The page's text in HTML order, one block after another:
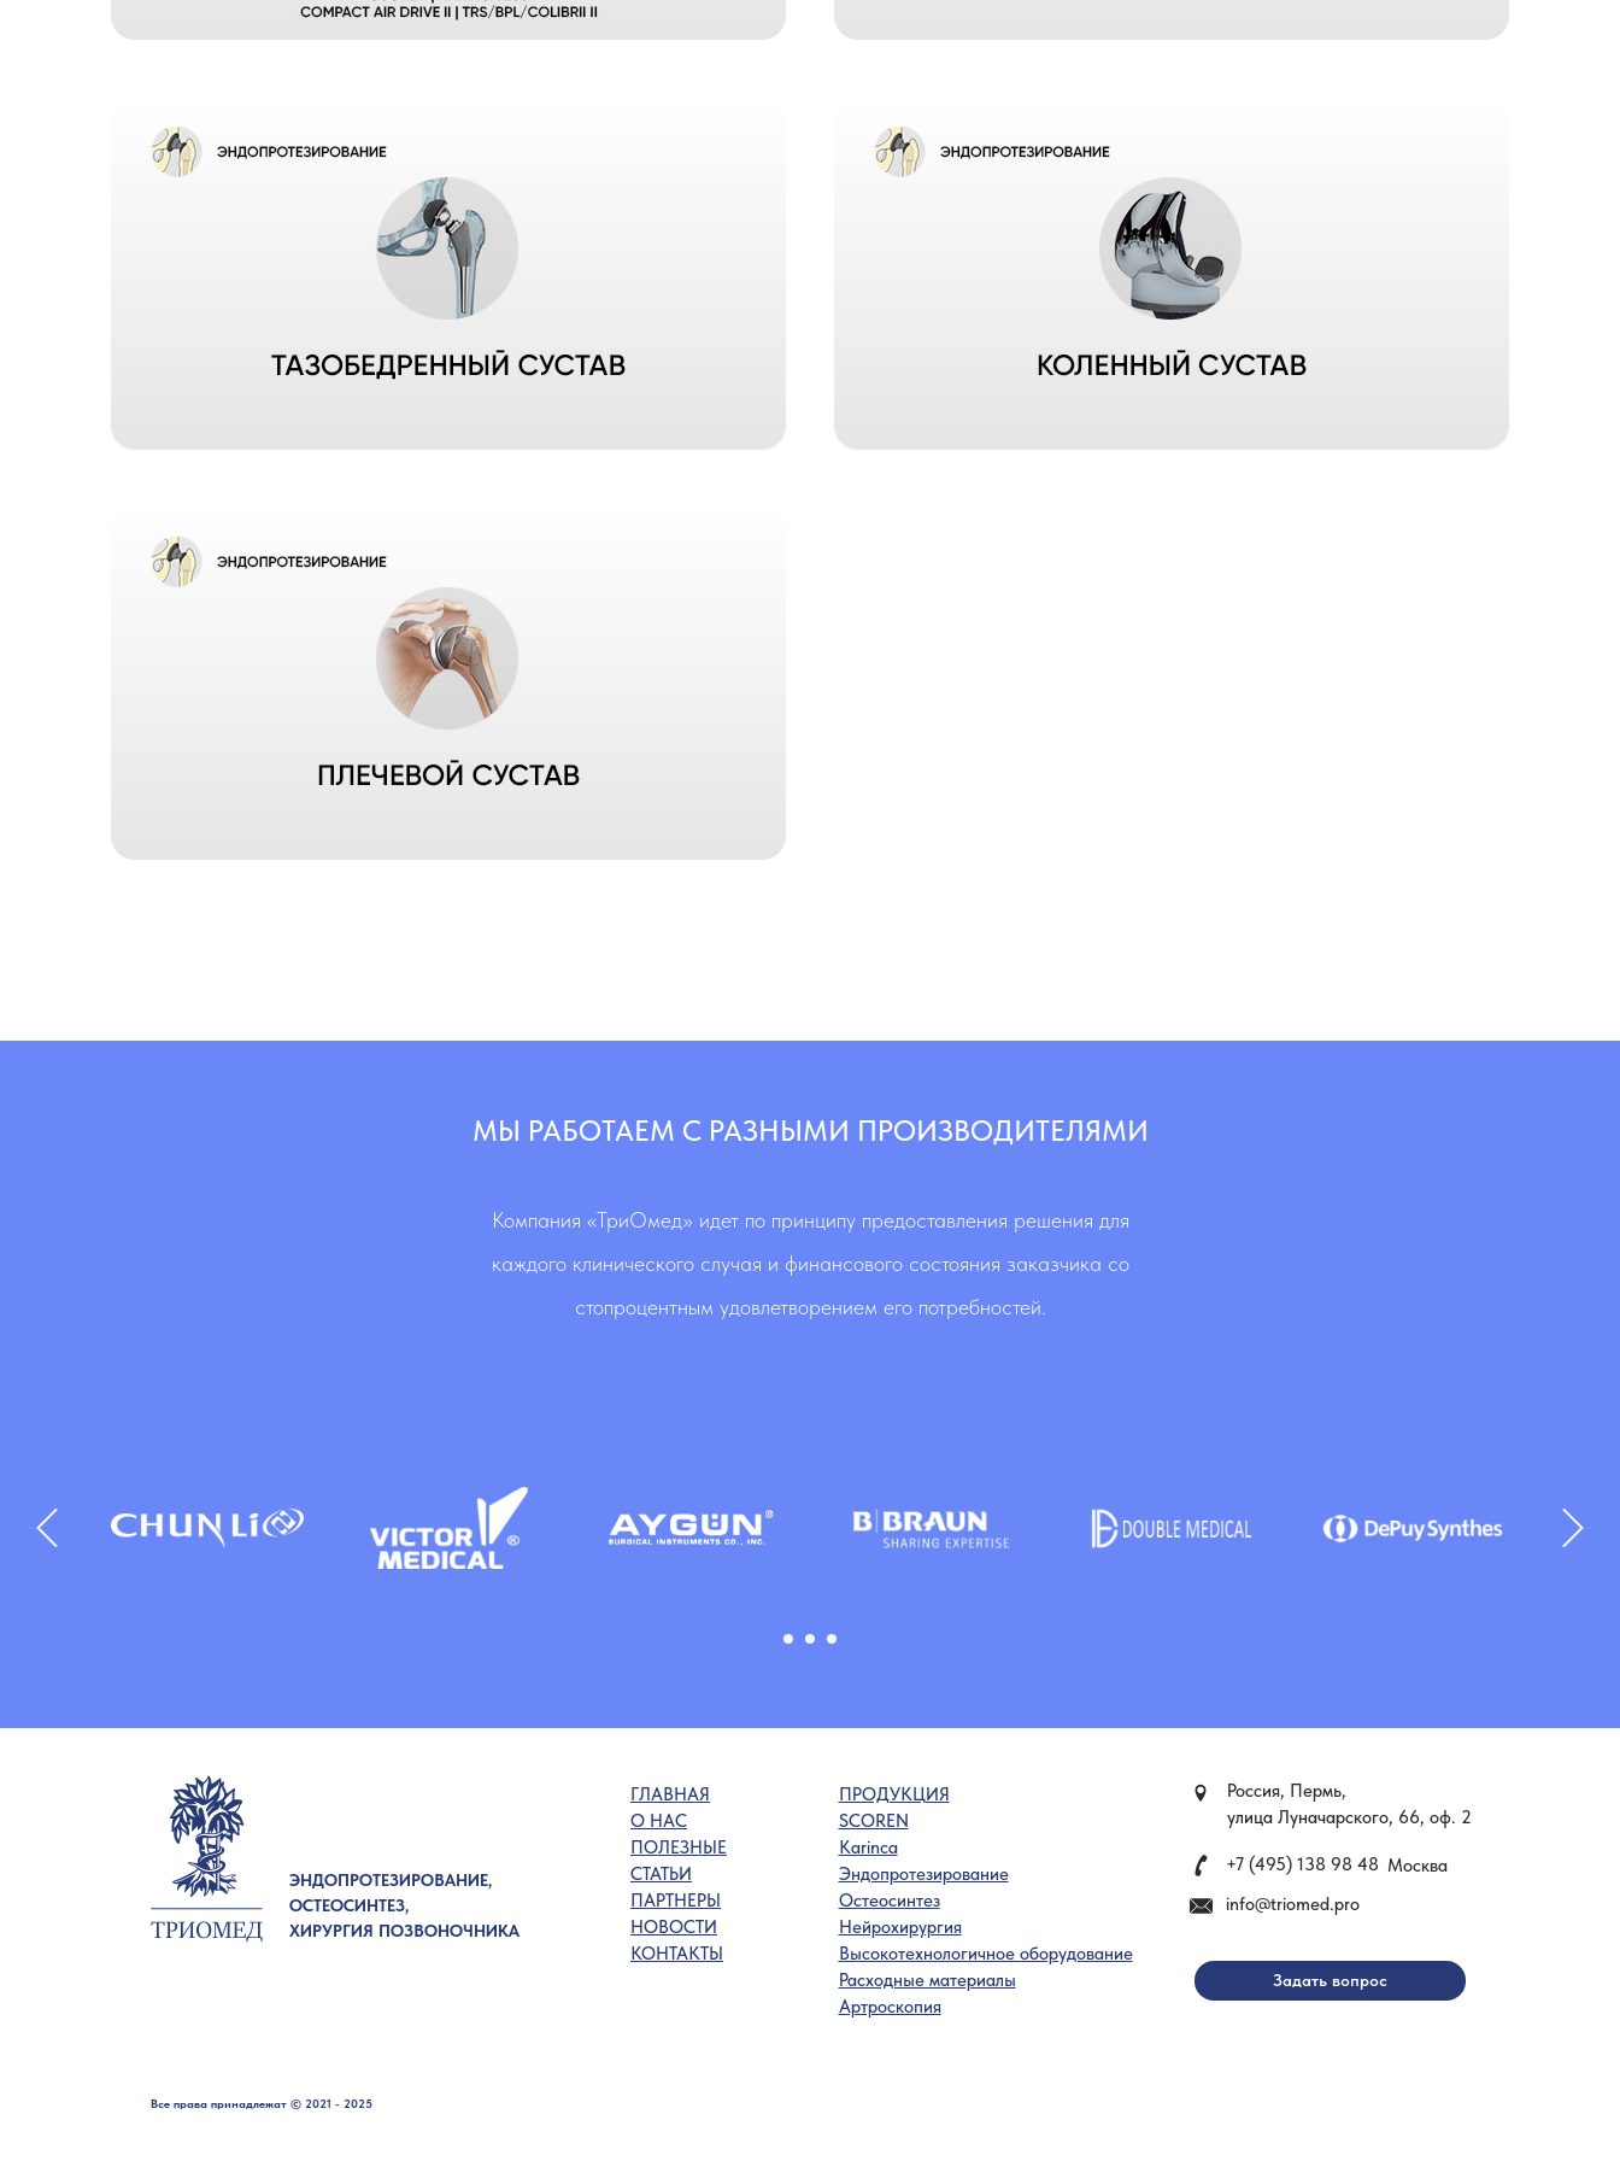
МЫ РАБОТАЕМ С РАЗНЫМИ ПРОИЗВОДИТЕЛЯМИ
Компания «ТриОмед» идет по принципу предоставления решения для
каждого клинического случая и финансового состояния заказчика со
стопроцентным удовлетворением его потребностей.
ЭНДОПРОТЕЗИРОВАНИЕ,
ОСТЕОСИНТЕЗ,
ХИРУРГИЯ ПОЗВОНОЧНИКА
Россия, Пермь,
улица Луначарского, 66, оф. 2
+7 (495) 138 98 48
info@triomed.pro
Москва
Все права принадлежат © 2021 - 2025
ГЛАВНАЯ
О НАС
ПОЛЕЗНЫЕ
СТАТЬИ
ПАРТНЕРЫ
НОВОСТИ
КОНТАКТЫ
ПРОДУКЦИЯ
SCOREN
Karinca
Эндопротезирование
Остеосинтез
Нейрохирургия
Высокотехнологичное оборудование
Расходные материалы
Артроскопия
Задать вопрос